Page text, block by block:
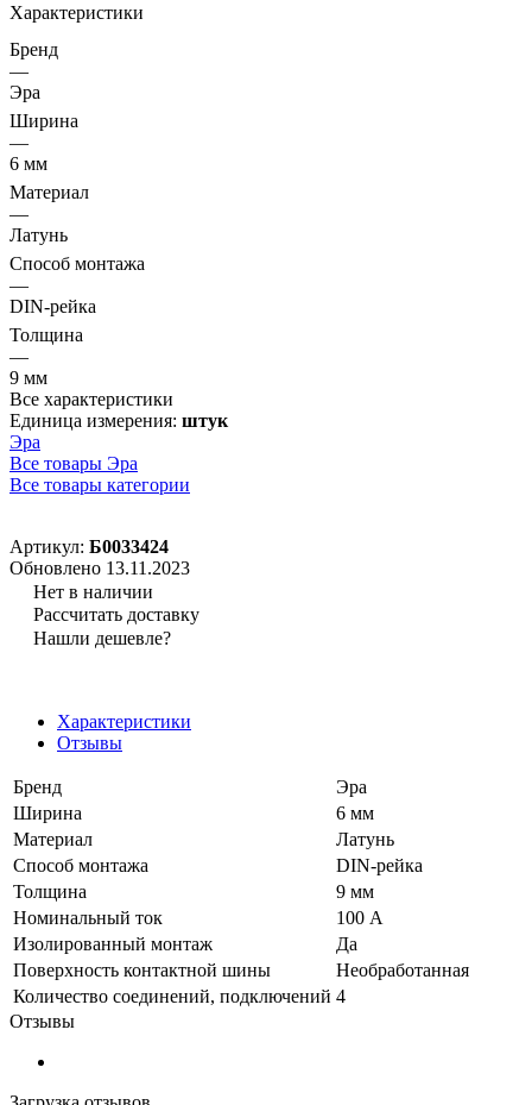
Характеристики
Бренд
—
Эра
Ширина
—
6 мм
Материал
—
Латунь
Способ монтажа
—
DIN-рейка
Толщина
—
9 мм
Все характеристики
Единица измерения: штук
Эра
Все товары Эра
Все товары категории
Артикул: Б0033424
Обновлено 13.11.2023
Нет в наличии
Рассчитать доставку
Нашли дешевле?
Характеристики
Отзывы
Бренд
Эра
Ширина
6 мм
Материал
Латунь
Способ монтажа
DIN-рейка
Толщина
9 мм
Номинальный ток
100 А
Изолированный монтаж
Да
Поверхность контактной шины
Необработанная
Количество соединений, подключений 4
Отзывы